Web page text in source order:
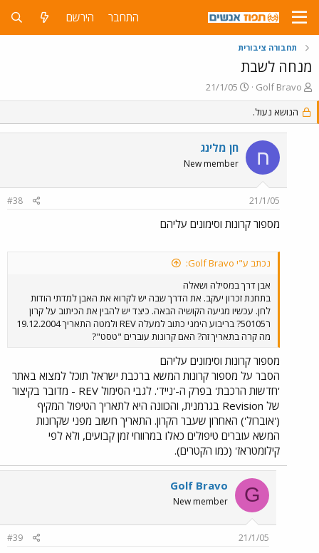
התחבר הירשם
תחבורה ציבורית
מנחה לשבת
פ
ו
ת
ח
Golf Bravo
פ
ו
ס
ב
ת
ר
21/1/05
הנושא נעול.
ח חן מלינג
New member
21/1/05
#38
מספור קרונות וסימונים עליהם
נכתב ע"י Golf Bravo:
אבן דרך במסילה ושאלה
בתחנת זכרון יעקב. את הדרך שבה יש לקרוא את האבן למדתי הודות
לחן. עכשיו מגיעה הקושיה הבאה. כיצד יש להבין את הכיתוב על קרון
ר50105? בריבוע הימני כתוב למעלה REV ולמטה התאריך 19.12.2004
מה קרה בתאריך זה? האם קרונות עוברים "טסט"?
מספור קרונות וסימונים עליהם
הסבר על מספור קרונות המשא ברכבת ישראל תוכל למצוא באתר
'חדשות הרכבת' בפרק ה-'נייד'. לגבי הסימול REV - מדובר בקיצור
של Revision בגרמנית, והכוונה היא לתאריך הטיפול המקיף
('אוברול') האחרון שעבר הקרון. התאריך חשוב מפני שקרונות
המשא עוברים טיפולים כאלו במרווחי זמן קבועים, ולא לפי
קילומטראז' (כמו הקטרים).
G
Golf Bravo
New member
21/1/05
#39